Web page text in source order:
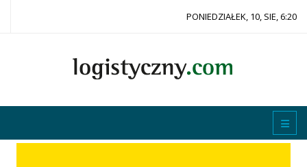
PONIEDZIAŁEK, 10, SIE, 6:20